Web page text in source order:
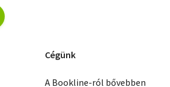
Cégünk
A Bookline-ról bővebben